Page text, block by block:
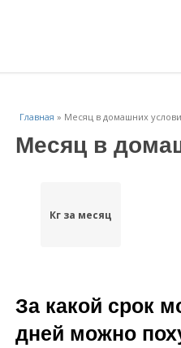
Главная » Месяц в домашних
Месяц в
Кг за месяц
За какой срок
дней можно